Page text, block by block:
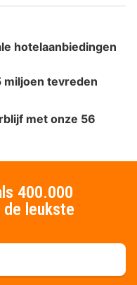
hotelaanbiedingen
miljoen tevreden
met onze 56
400.000
de leukste